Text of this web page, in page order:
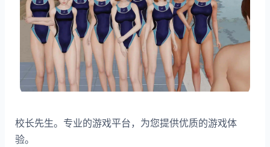
校长先生。专业的游戏平台，为您提供优质的游戏体
验。